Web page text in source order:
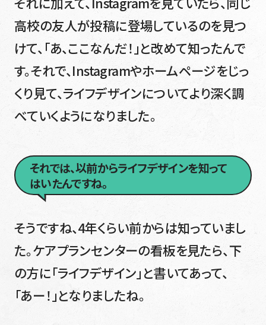
高校の友人が投稿に登場しているのを見つ
けて、「あ、ここなんだ！」と改めて知ったんで
す。それで、Instagramやホームページをじっ
くり見て、ライフデザインについてより深く調
べていくようになりました。
それでは、以前からライフデザインを知って
はいたんですね。
そうですね、4年くらい前からは知っていまし
た。ケアプランセンターの看板を見たら、下
の方に「ライフデザイン」と書いてあって、
「あー！」となりましたね。